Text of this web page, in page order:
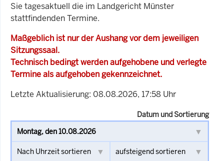
Sie tagesaktuell die im Landgericht Münster
stattfindenden Termine.
Maßgeblich ist nur der Aushang vor dem jeweiligen
Sitzungssaal.
Technisch bedingt werden aufgehobene und verlegte
Termine als aufgehoben gekennzeichnet.
Letzte Aktualisierung: 08.08.2026, 17:58 Uhr
Datum und Sortierung